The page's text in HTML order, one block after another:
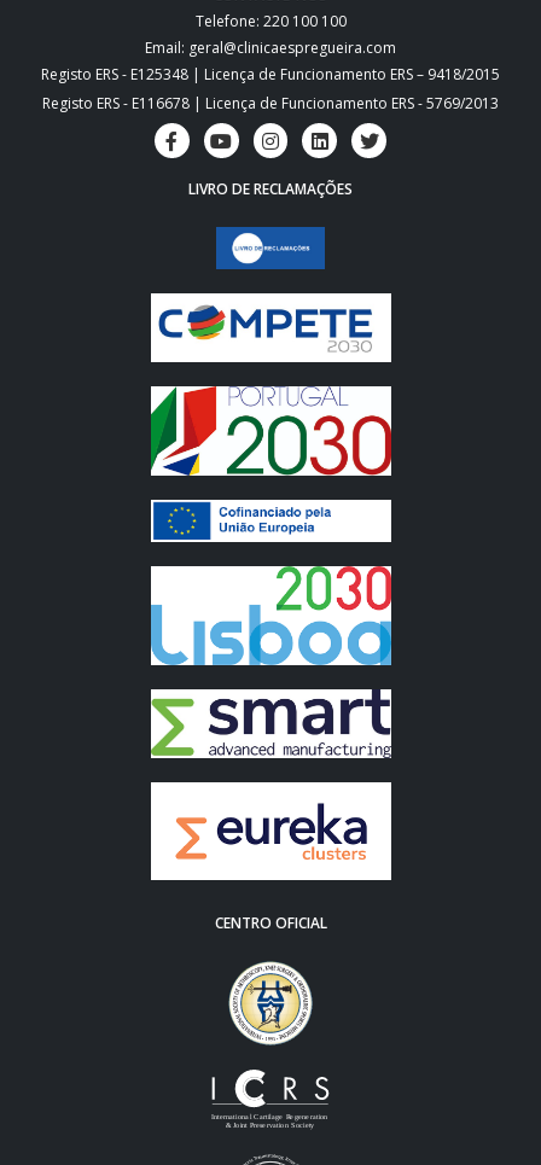
Telefone: 220 100 100
Email: geral@clinicaespregueira.com
Registo ERS - E125348 | Licença de Funcionamento ERS – 9418/2015
Registo ERS - E116678 | Licença de Funcionamento ERS - 5769/2013
LIVRO DE RECLAMAÇÕES
CENTRO OFICIAL